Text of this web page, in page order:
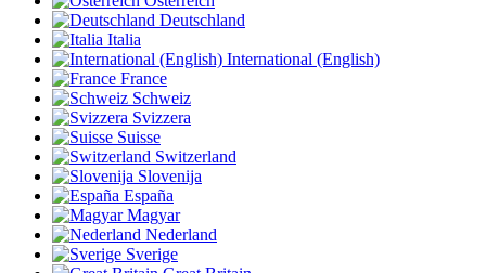
Deutschland
Italia
International (English)
France
Schweiz
Svizzera
Suisse
Switzerland
Slovenija
España
Magyar
Nederland
Sverige